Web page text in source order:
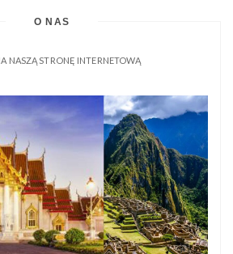
O NAS
NASZĄ STRONĘ INTERNETOWĄ